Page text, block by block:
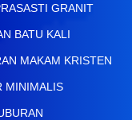
GRANIT
BATU KALI
MAKAM KRISTEN
MINIMALIS